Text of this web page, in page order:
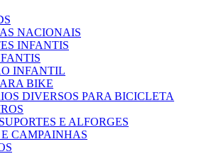
NACIONAIS
INFANTIS
INFANTIL
BIKE
DIVERSOS PARA BICICLETA
E ALFORGES
CAMPAINHAS